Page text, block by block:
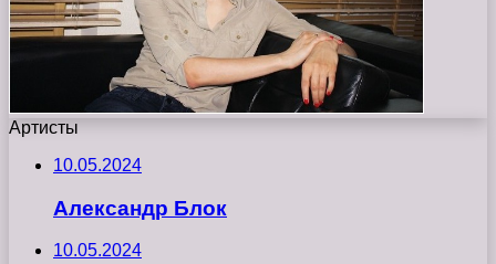
Артисты
10.05.2024
Александр Блок
10.05.2024